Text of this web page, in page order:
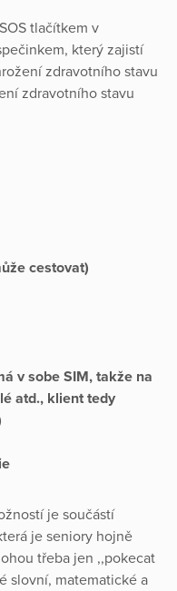
tlačítkem v
který zajistí
zdravotního stavu
zdravotního stavu
cestovat)
v sobe SIM, takže na
atd., klient tedy
je součástí
je seniory hojně
třeba jen ,,pokecat
slovní, matematické a